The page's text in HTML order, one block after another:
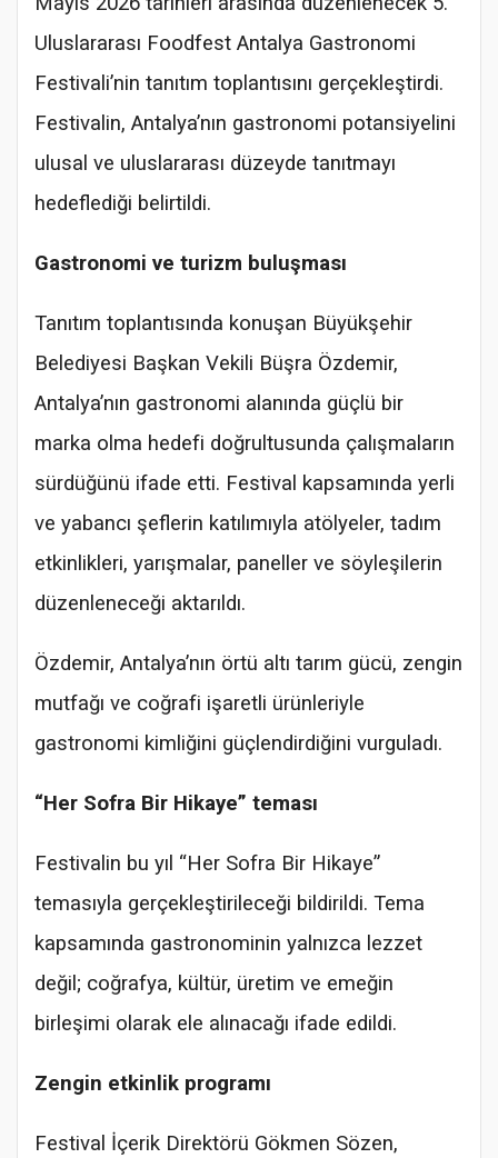
Uluslararası Foodfest Antalya Gastronomi
Festivali’nin tanıtım toplantısını gerçekleştirdi.
Festivalin, Antalya’nın gastronomi potansiyelini
ulusal ve uluslararası düzeyde tanıtmayı
hedeflediği belirtildi.
Gastronomi ve turizm buluşması
Tanıtım toplantısında konuşan Büyükşehir
Belediyesi Başkan Vekili Büşra Özdemir,
Antalya’nın gastronomi alanında güçlü bir
marka olma hedefi doğrultusunda çalışmaların
sürdüğünü ifade etti. Festival kapsamında yerli
ve yabancı şeflerin katılımıyla atölyeler, tadım
etkinlikleri, yarışmalar, paneller ve söyleşilerin
düzenleneceği aktarıldı.
Özdemir, Antalya’nın örtü altı tarım gücü, zengin
mutfağı ve coğrafi işaretli ürünleriyle
gastronomi kimliğini güçlendirdiğini vurguladı.
“Her Sofra Bir Hikaye” teması
Festivalin bu yıl “Her Sofra Bir Hikaye”
temasıyla gerçekleştirileceği bildirildi. Tema
kapsamında gastronominin yalnızca lezzet
değil; coğrafya, kültür, üretim ve emeğin
birleşimi olarak ele alınacağı ifade edildi.
Zengin etkinlik programı
Festival İçerik Direktörü Gökmen Sözen,